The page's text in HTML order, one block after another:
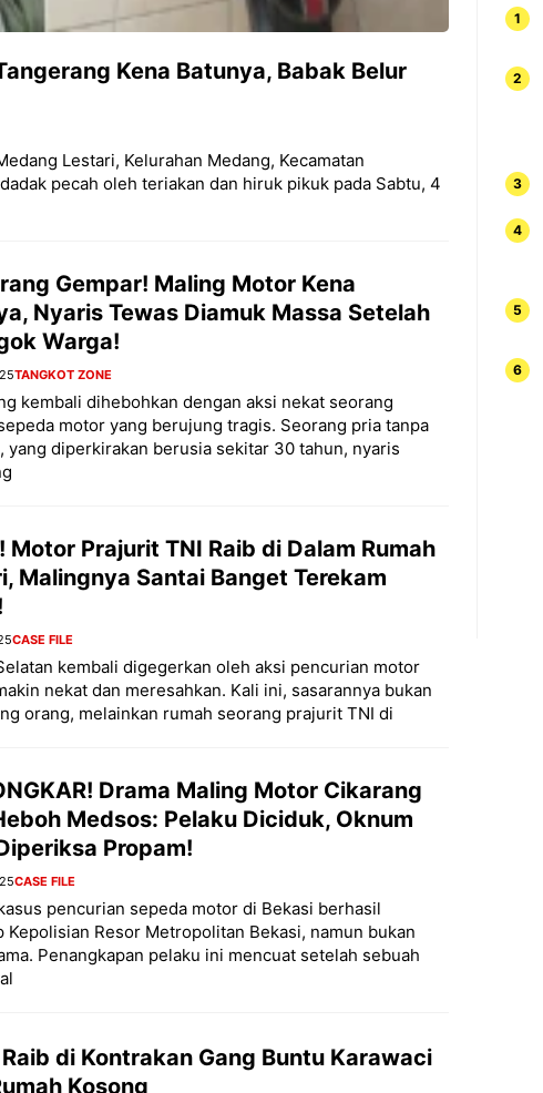
Kena Batunya, Babak Belur
Lestari, Kelurahan Medang, Kecamatan
pecah oleh teriakan dan hiruk pikuk pada Sabtu, 4
Gempar! Maling Motor Kena
Nyaris Tewas Diamuk Massa Setelah
Warga!
TANGKOT ZONE
kembali dihebohkan dengan aksi nekat seorang
motor yang berujung tragis. Seorang pria tanpa
yang diperkirakan berusia sekitar 30 tahun, nyaris
Motor Prajurit TNI Raib di Dalam Rumah
Malingnya Santai Banget Terekam
CASE FILE
kembali digegerkan oleh aksi pencurian motor
nekat dan meresahkan. Kali ini, sasarannya bukan
orang, melainkan rumah seorang prajurit TNI di
Drama Maling Motor Cikarang
Medsos: Pelaku Diciduk, Oknum
Propam!
CASE FILE
pencurian sepeda motor di Bekasi berhasil
Kepolisian Resor Metropolitan Bekasi, namun bukan
Penangkapan pelaku ini mencuat setelah sebuah
di Kontrakan Gang Buntu Karawaci
Kosong